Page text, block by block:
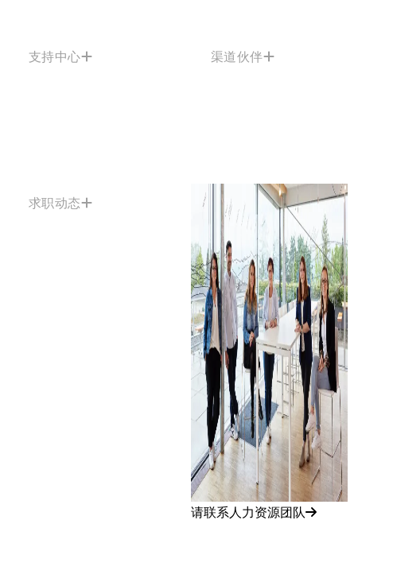
支持中心 渠道伙伴
求职动态
请联系人力资源团队